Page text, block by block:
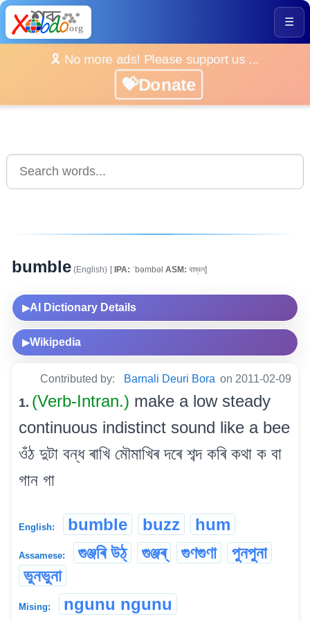
☰
🎗️ No more ads! Please support us ...
💝Donate
bumble (English) [IPA: ˈbəmbəl ASM: বাম্বল]
▶AI Dictionary Details
▶Wikipedia
Contributed by: Barnali Deuri Bora on 2011-02-09
1. (Verb-Intran.) make a low steady
continuous indistinct sound like a bee
ওঁঠ দুটা বন্ধ ৰাখি মৌমাখিৰ দৰে শব্দ কৰি কথা ক বা
গান গা
English: bumble buzz hum
Assamese: গুঞ্জৰি উঠ্ গুঞ্জৰ্ গুণগুণা
পুনপুনা
ভুনভুনা
Mising: ngunu ngunu